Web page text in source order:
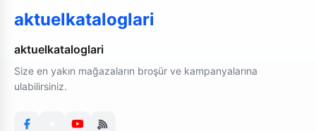
aktuelkataloglari
aktuelkataloglari
Size en yakın mağazaların broşür ve kampanyalarına
ulabilirsiniz.